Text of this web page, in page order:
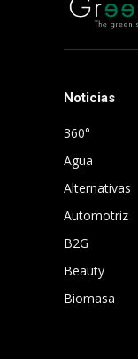
Noticias
360°
Agua
Alternativas
Automotriz
B2G
Beauty
Biomasa